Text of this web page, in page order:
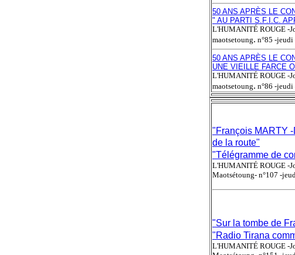
50 ANS APRÈS LE
" AU PARTI S.F.I.C.
L'HUMANITÉ ROUGE -
maotsetoung. n°85 -jeudi
50 ANS APRÈS LE
UNE VIEILLE FARCE
L'HUMANITÉ ROUGE -
maotsetoung. n°86 -jeudi
"François MARTY
de la route"
"Télégramme de
L'HUMANITÉ ROUGE -
Maotsétoung- n°107 -
"Sur la tombe de
"Radio Tirana
L'HUMANITÉ ROUGE -